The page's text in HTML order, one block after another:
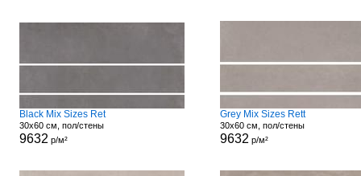
Black Mix Sizes Ret
30x60 см, пол/стены
9632 р/м²
Grey Mix Sizes Rett
30x60 см, пол/стены
9632 р/м²